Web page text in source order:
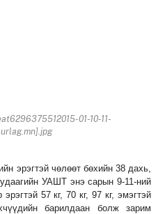
01-10-11-
эрэгтэй чөлөөт бөхийн 38 дахь,
УАШТ энэ сарын 9-11-ний
57 кг, 70 кг, 97 кг, эмэгтэй
барилдаан болж зарим